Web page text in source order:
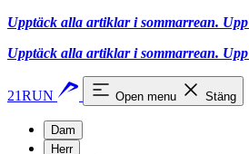
Upptäck alla artiklar i sommarrean.
Upptäck alla artiklar i sommarrean.
21RUN Open menu Stäng
Dam
Herr